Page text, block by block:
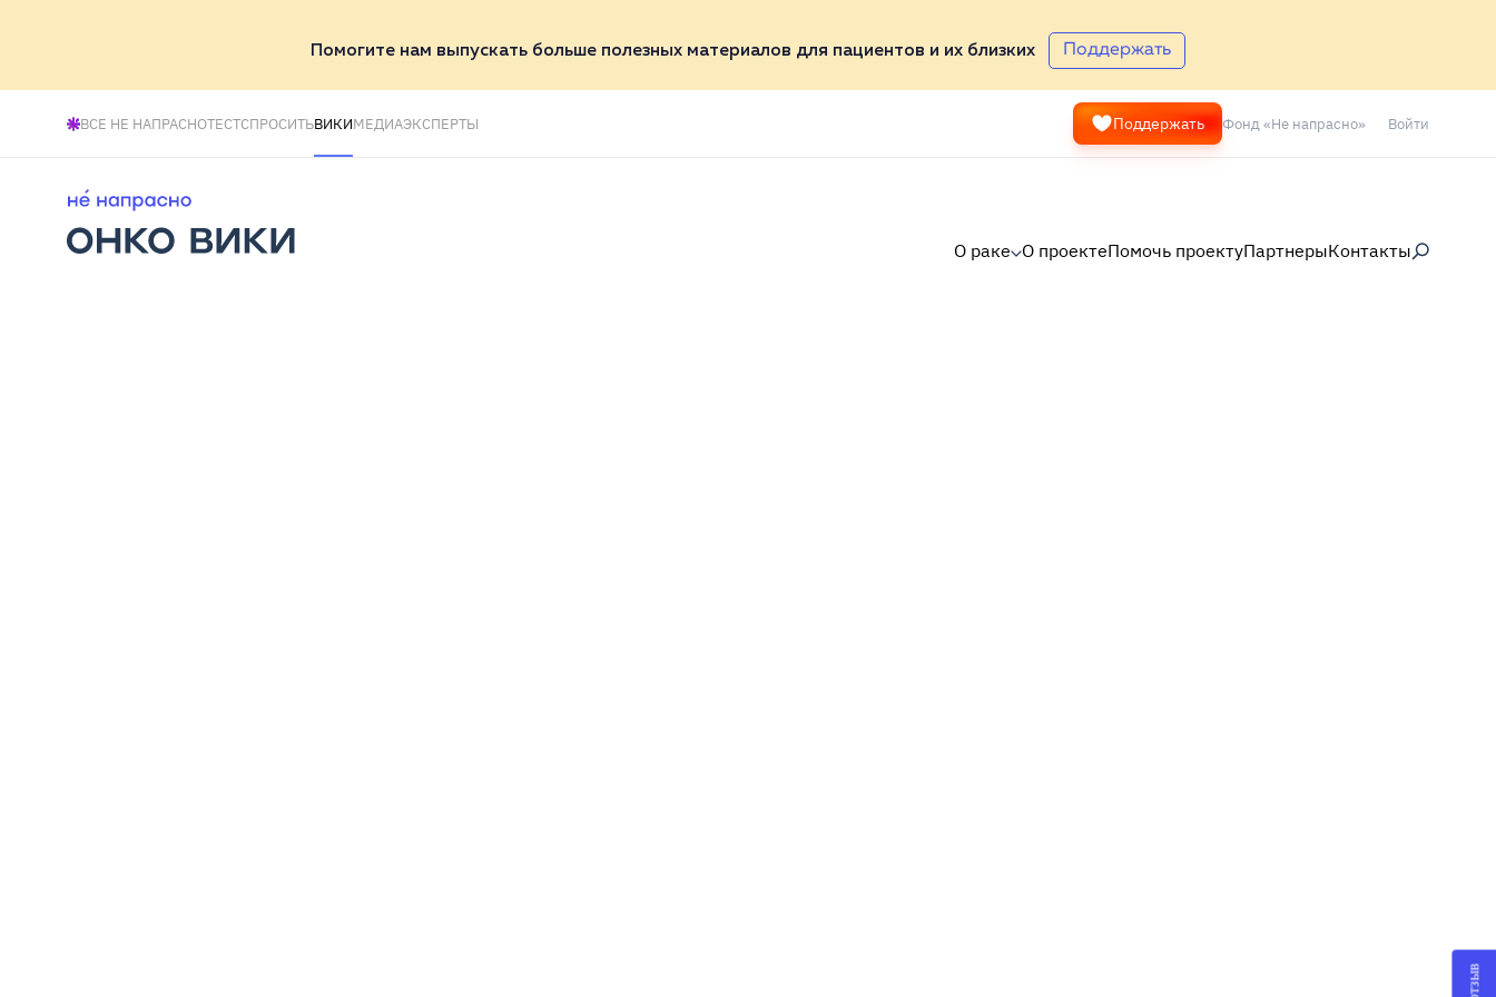
Помогите нам выпускать больше полезных материалов для пациентов и их близких Поддержать
ВСЕ НЕ НАПРАСНОТЕСТСПРОСИТЬВИКИМЕДИАЭКСПЕРТЫ Поддержать Фонд «Не напрасно» Войти
О раке О проектеПомочь проектуПартнерыКонтакты